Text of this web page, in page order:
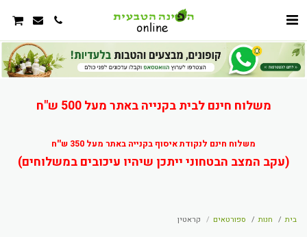
משלוח חינם לבית בקנייה באתר מעל 500 ש"ח
משלוח חינם לנקודת איסוף בקנייה באתר מעל 350 ש''ח
(עקב המצב הבטחוני ייתכן שיהיו עיכובים במשלוחים)
בית חנות ספורטאים קראטין